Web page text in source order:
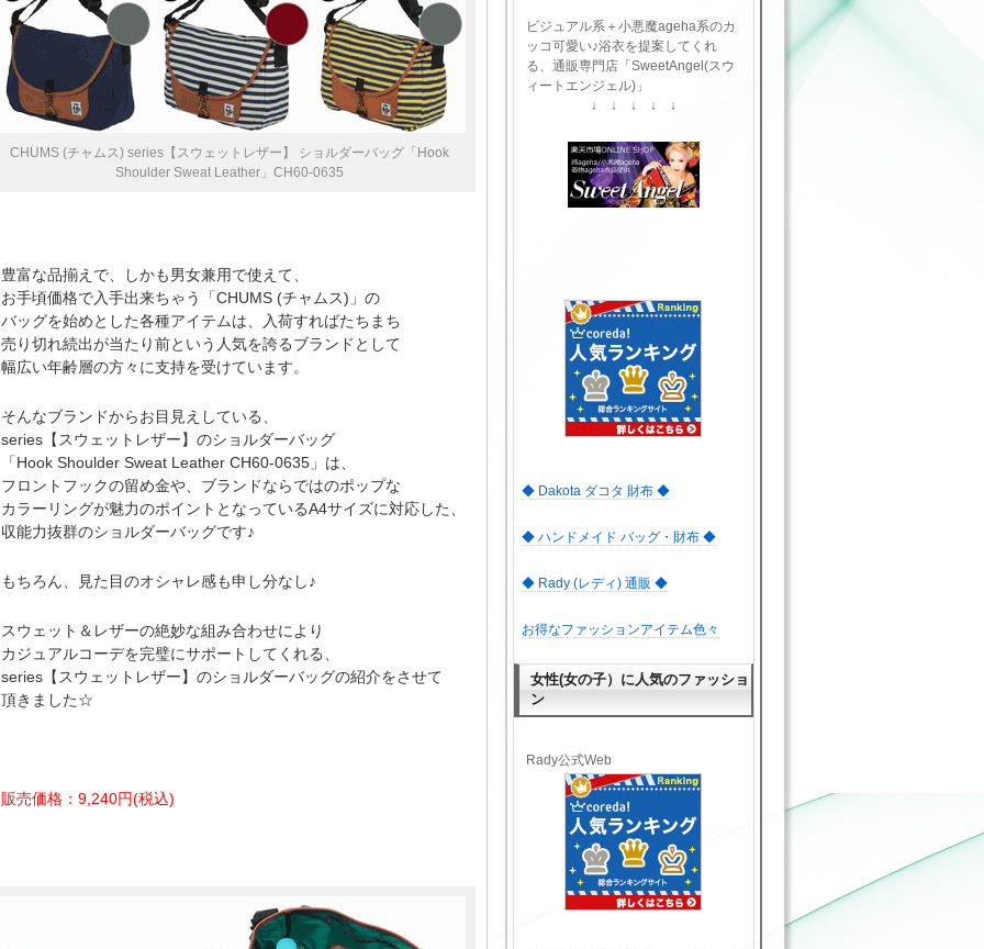
CHUMS (チャムス) series【スウェットレザー】 ショルダーバッグ「Hook
Shoulder Sweat Leather」CH60-0635
豊富な品揃えで、しかも男女兼用で使えて、
お手頃価格で入手出来ちゃう「CHUMS (チャムス)」の
バッグを始めとした各種アイテムは、入荷すればたちまち
売り切れ続出が当たり前という人気を誇るブランドとして
幅広い年齢層の方々に支持を受けています。
そんなブランドからお目見えしている、
series【スウェットレザー】のショルダーバッグ
「Hook Shoulder Sweat Leather CH60-0635」は、
フロントフックの留め金や、ブランドならではのポップな
カラーリングが魅力のポイントとなっているA4サイズに対応した、
収能力抜群のショルダーバッグです♪
もちろん、見た目のオシャレ感も申し分なし♪
スウェット＆レザーの絶妙な組み合わせにより
カジュアルコーデを完璧にサポートしてくれる、
series【スウェットレザー】のショルダーバッグの紹介をさせて
頂きました☆
販売価格：9,240円(税込)
ビジュアル系＋小悪魔ageha系のカ
ッコ可愛い♪浴衣を提案してくれ
る、通販専門店「SweetAngel(スウ
ィートエンジェル)」
↓ ↓ ↓ ↓ ↓
◆ Dakota ダコタ 財布 ◆
◆ ハンドメイド バッグ・財布 ◆
◆ Rady (レディ) 通販 ◆
お得なファッションアイテム色々
女性(女の子）に人気のファッショ
ン
Rady公式Web